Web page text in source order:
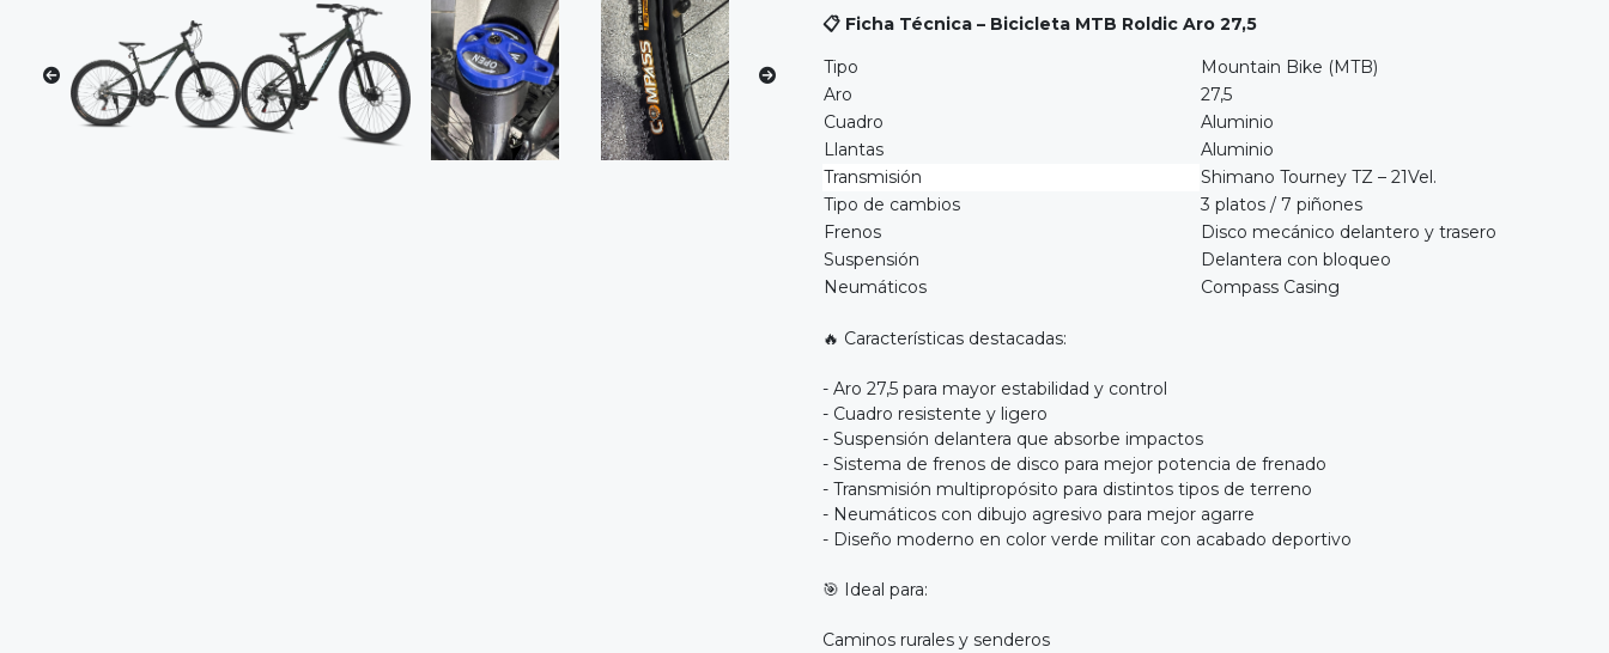
📋 Ficha Técnica – Bicicleta MTB Roldic Aro 27,5
Tipo
Mountain Bike (MTB)
Aro
27,5
Cuadro
Aluminio
Llantas
Aluminio
Transmisión
Shimano Tourney TZ – 21Vel.
Tipo de cambios
3 platos / 7 piñones
Frenos
Disco mecánico delantero y trasero
Suspensión
Delantera con bloqueo
Neumáticos
Compass Casing
🔥 Características destacadas:
- Aro 27,5 para mayor estabilidad y control
- Cuadro resistente y ligero
- Suspensión delantera que absorbe impactos
- Sistema de frenos de disco para mejor potencia de frenado
- Transmisión multipropósito para distintos tipos de terreno
- Neumáticos con dibujo agresivo para mejor agarre
- Diseño moderno en color verde militar con acabado deportivo
🎯 Ideal para:
Caminos rurales y senderos